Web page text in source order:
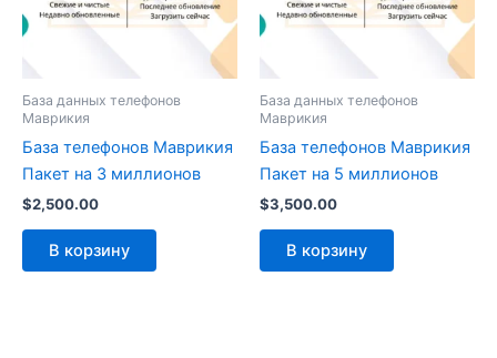
База данных телефонов
Маврикия
База телефонов Маврикия
Пакет на 3 миллионов
$2,500.00
В корзину
База данных телефонов
Маврикия
База телефонов Маврикия
Пакет на 5 миллионов
$3,500.00
В корзину